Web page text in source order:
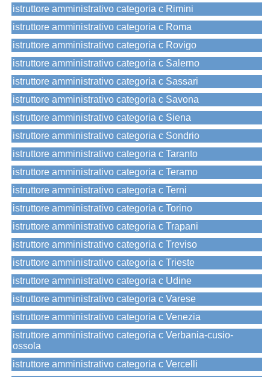
istruttore amministrativo categoria c Rimini
istruttore amministrativo categoria c Roma
istruttore amministrativo categoria c Rovigo
istruttore amministrativo categoria c Salerno
istruttore amministrativo categoria c Sassari
istruttore amministrativo categoria c Savona
istruttore amministrativo categoria c Siena
istruttore amministrativo categoria c Sondrio
istruttore amministrativo categoria c Taranto
istruttore amministrativo categoria c Teramo
istruttore amministrativo categoria c Terni
istruttore amministrativo categoria c Torino
istruttore amministrativo categoria c Trapani
istruttore amministrativo categoria c Treviso
istruttore amministrativo categoria c Trieste
istruttore amministrativo categoria c Udine
istruttore amministrativo categoria c Varese
istruttore amministrativo categoria c Venezia
istruttore amministrativo categoria c Verbania-cusio-
ossola
istruttore amministrativo categoria c Vercelli